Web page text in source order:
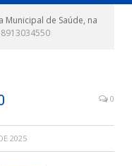
Municipal de Saúde, na
0
2025